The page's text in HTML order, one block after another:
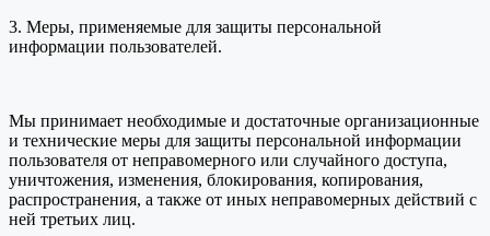
3. Меры, применяемые для защиты персональной
информации пользователей.
Мы принимает необходимые и достаточные организационные
и технические меры для защиты персональной информации
пользователя от неправомерного или случайного доступа,
уничтожения, изменения, блокирования, копирования,
распространения, а также от иных неправомерных действий с
ней третьих лиц.